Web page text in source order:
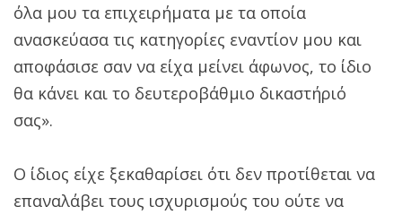
όλα μου τα επιχειρήματα με τα οποία
ανασκεύασα τις κατηγορίες εναντίον μου και
αποφάσισε σαν να είχα μείνει άφωνος, το ίδιο
θα κάνει και το δευτεροβάθμιο δικαστήριό
σας».
Ο ίδιος είχε ξεκαθαρίσει ότι δεν προτίθεται να
επαναλάβει τους ισχυρισμούς του ούτε να